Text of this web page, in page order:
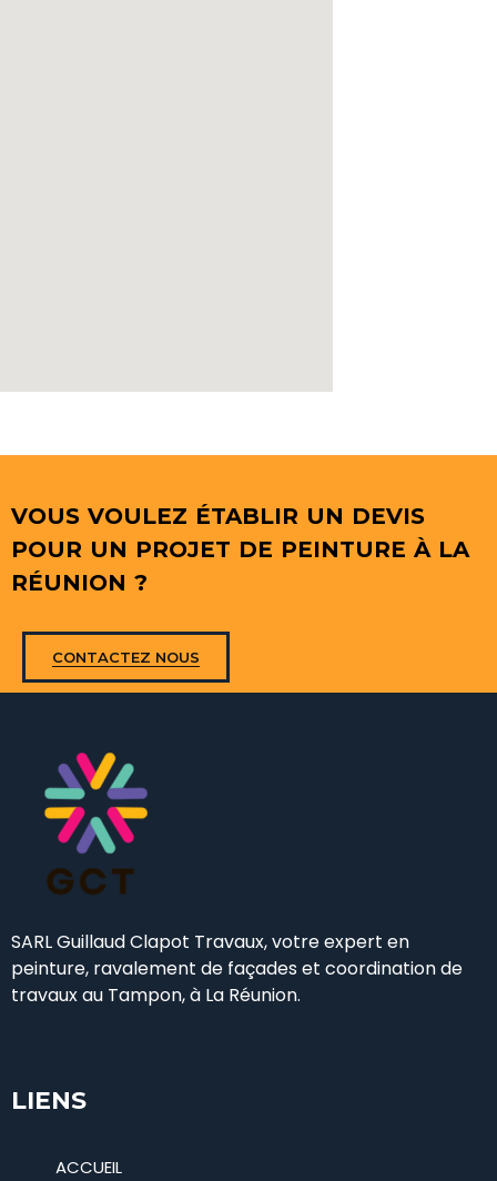
VOUS VOULEZ ÉTABLIR UN DEVIS
POUR UN PROJET DE PEINTURE À LA
RÉUNION ?
CONTACTEZ NOUS
SARL Guillaud Clapot Travaux, votre expert en
peinture, ravalement de façades et coordination de
travaux au Tampon, à La Réunion.
LIENS
ACCUEIL